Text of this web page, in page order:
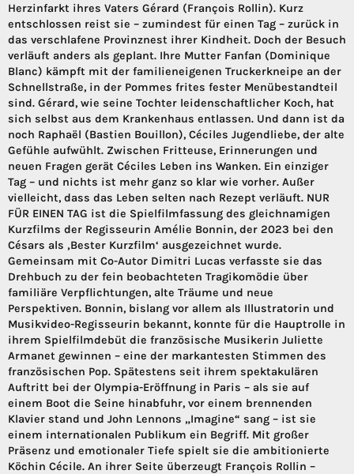
Herzinfarkt ihres Vaters Gérard (François Rollin). Kurz
entschlossen reist sie – zumindest für einen Tag – zurück in
das verschlafene Provinznest ihrer Kindheit. Doch der Besuch
verläuft anders als geplant. Ihre Mutter Fanfan (Dominique
Blanc) kämpft mit der familieneigenen Truckerkneipe an der
Schnellstraße, in der Pommes frites fester Menübestandteil
sind. Gérard, wie seine Tochter leidenschaftlicher Koch, hat
sich selbst aus dem Krankenhaus entlassen. Und dann ist da
noch Raphaël (Bastien Bouillon), Céciles Jugendliebe, der alte
Gefühle aufwühlt. Zwischen Fritteuse, Erinnerungen und
neuen Fragen gerät Céciles Leben ins Wanken. Ein einziger
Tag – und nichts ist mehr ganz so klar wie vorher. Außer
vielleicht, dass das Leben selten nach Rezept verläuft. NUR
FÜR EINEN TAG ist die Spielfilmfassung des gleichnamigen
Kurzfilms der Regisseurin Amélie Bonnin, der 2023 bei den
Césars als ‚Bester Kurzfilm‘ ausgezeichnet wurde.
Gemeinsam mit Co-Autor Dimitri Lucas verfasste sie das
Drehbuch zu der fein beobachteten Tragikomödie über
familiäre Verpflichtungen, alte Träume und neue
Perspektiven. Bonnin, bislang vor allem als Illustratorin und
Musikvideo-Regisseurin bekannt, konnte für die Hauptrolle in
ihrem Spielfilmdebüt die französische Musikerin Juliette
Armanet gewinnen – eine der markantesten Stimmen des
französischen Pop. Spätestens seit ihrem spektakulären
Auftritt bei der Olympia-Eröffnung in Paris – als sie auf
einem Boot die Seine hinabfuhr, vor einem brennenden
Klavier stand und John Lennons „Imagine“ sang – ist sie
einem internationalen Publikum ein Begriff. Mit großer
Präsenz und emotionaler Tiefe spielt sie die ambitionierte
Köchin Cécile. An ihrer Seite überzeugt François Rollin –